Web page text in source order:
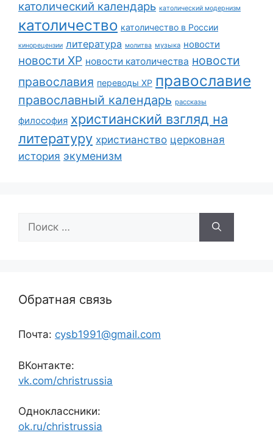
католический календарь католический модернизм
католичество католичество в России
кинорецензии литература молитва музыка новости
новости ХР новости католичества новости
православия переводы ХР православие
православный календарь рассказы
философия христианский взгляд на
литературу христианство церковная
история экуменизм
Поиск:
Обратная связь
Почта: cysb1991@gmail.com
ВКонтакте:
vk.com/christrussia
Одноклассники:
ok.ru/christrussia